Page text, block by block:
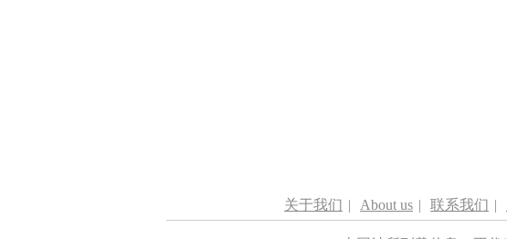
关于我们 | About us | 联系我们 |